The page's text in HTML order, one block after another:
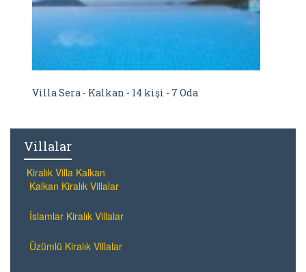
Villa Sera - Kalkan - 14 kişi - 7 Oda
Villalar
Kiralık Villa Kalkan
Kalkan Kiralık Villalar
İslamlar Kiralık Villalar
Üzümlü Kiralık Villalar